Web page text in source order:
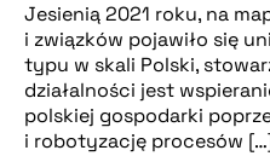
Jesienią 2021 roku, na
i związków pojawiło się
typu w skali Polski,
działalności jest
polskiej gospodarki
i robotyzację procesów